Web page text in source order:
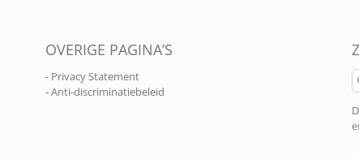
OVERIGE PAGINA’S
- Privacy Statement
- Anti-discriminatiebeleid